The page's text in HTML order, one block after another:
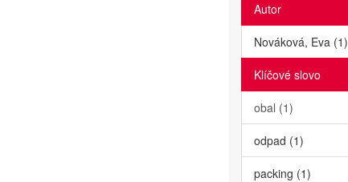
Autor
Nováková, Eva (1)
Klíčové slovo
obal (1)
odpad (1)
packing (1)